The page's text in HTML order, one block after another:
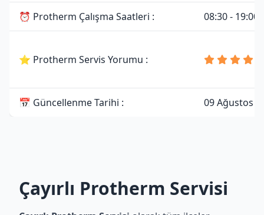
⏰ Protherm Çalışma Saatleri : 08:30 - 19:00
⭐ Protherm Servis Yorumu :
📅 Güncellenme Tarihi : 09 Ağustos
Çayırlı Protherm Servisi